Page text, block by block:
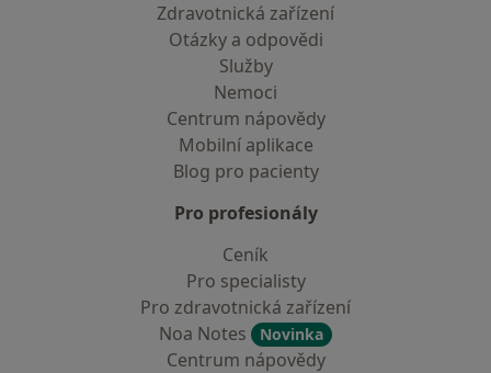
Zdravotnická zařízení
Otázky a odpovědi
Služby
Nemoci
Centrum nápovědy
Mobilní aplikace
Blog pro pacienty
Pro profesionály
Ceník
Pro specialisty
Pro zdravotnická zařízení
Noa Notes
Novinka
Centrum nápovědy